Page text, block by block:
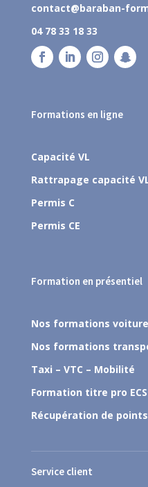
contact@baraban-
04 78 33 18 33
Formations en ligne
Capacité VL
Rattrapage capacité
Permis C
Permis CE
Formation en présentiel
Nos formations voiture
Nos formations
Taxi – VTC – Mobilité
Formation titre pro
Récupération de points
Service client